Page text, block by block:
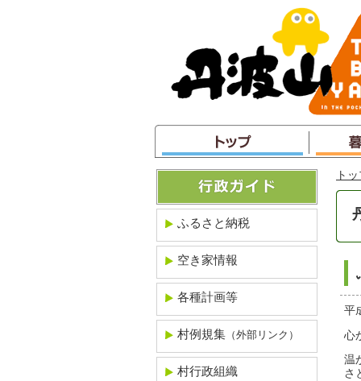
ャ
ン
プ
ト
平
心
温
さ
ふるさと納税
空き家情報
各種計画等
村例規集 （外部リンク）
村行政組織